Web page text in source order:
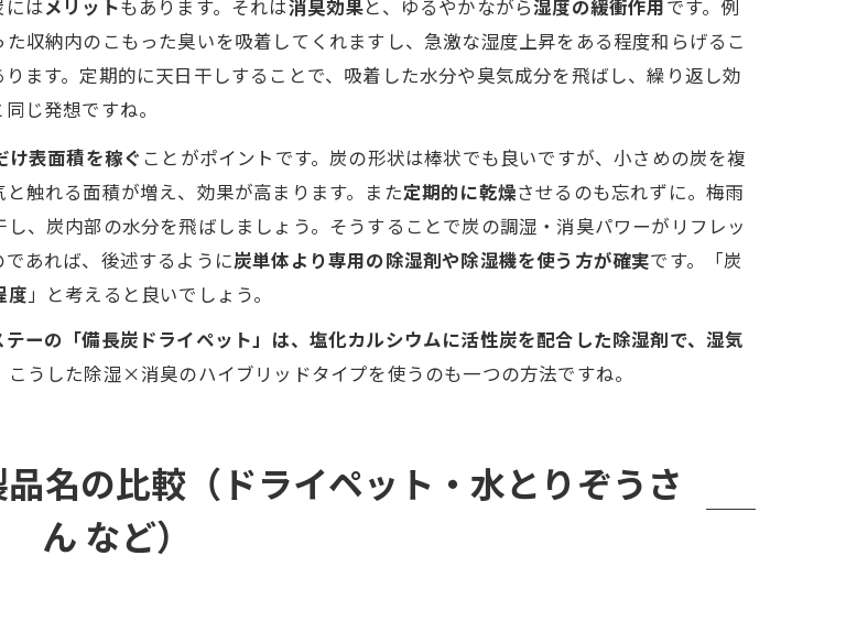
にはメリットもあります。それは消臭効果と、ゆるやかながら湿度の緩衝作用です。例
収納内のこもった臭いを吸着してくれますし、急激な湿度上昇をある程度和らげるこ
ります。定期的に天日干しすることで、吸着した水分や臭気成分を飛ばし、繰り返し効
じ発想ですね。
け表面積を稼ぐ ことがポイントです。炭の形状は棒状でも良いですが、小さめの炭を複
触れる面積が増え、効果が高まります。また定期的に乾燥させるのも忘れずに。梅雨
、炭内部の水分を飛ばしましょう。そうすることで炭の調湿・消臭パワーがリフレッ
あれば、後述するように炭単体より専用の除湿剤や除湿機を使う方が確実です。「炭
度」と考えると良いでしょう。
ーの「備長炭ドライペット」は、塩化カルシウムに活性炭を配合した除湿剤で、湿気
こうした除湿×消臭のハイブリッドタイプを使うのも一つの方法ですね。
名の比較（ドライペット・水とりぞうさ
ん など）